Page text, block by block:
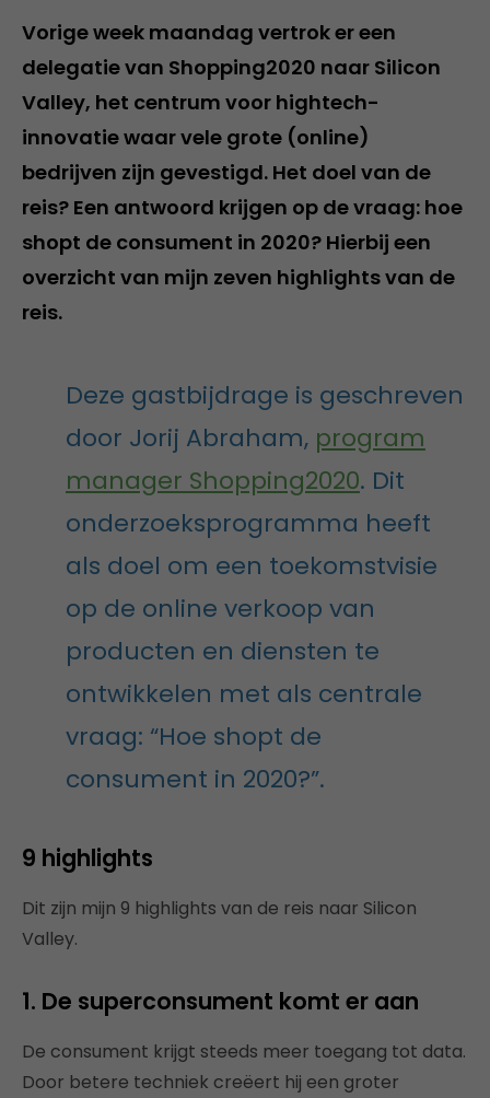
Vorige week maandag vertrok er een
delegatie van Shopping2020 naar Silicon
Valley, het centrum voor hightech-
innovatie waar vele grote (online)
bedrijven zijn gevestigd. Het doel van de
reis? Een antwoord krijgen op de vraag: hoe
shopt de consument in 2020? Hierbij een
overzicht van mijn zeven highlights van de
reis.
Deze gastbijdrage is geschreven
door Jorij Abraham, program
manager Shopping2020. Dit
onderzoeksprogramma heeft
als doel om een toekomstvisie
op de online verkoop van
producten en diensten te
ontwikkelen met als centrale
vraag: “Hoe shopt de
consument in 2020?”.
9 highlights
Dit zijn mijn 9 highlights van de reis naar Silicon
Valley.
1. De superconsument komt er aan
De consument krijgt steeds meer toegang tot data.
Door betere techniek creëert hij een groter